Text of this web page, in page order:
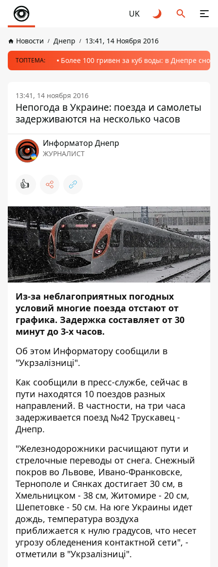
UK
Новости Днепр 13:41, 14 Ноября 2016
ТОПТЕМА: Более 100 гривен за куб воды: в Днепре
13:41, 14 ноября 2016
Непогода в Украине: поезда и самолеты
задерживаются на несколько часов
Информатор Днепр
ЖУРНАЛИСТ
👍
Из-за неблагоприятных погодных
условий многие поезда отстают от
графика. Задержка составляет от 30
минут до 3-х часов.
Об этом Информатору сообщили в
"Укрзалiзницi".
Как сообщили в пресс-службе, сейчас в
пути находятся 10 поездов разных
направлений. В частности, на три часа
задерживается поезд №42 Трускавец -
Днепр.
"Железнодорожники расчищают пути и
стрелочные переводы от снега. Снежный
покров во Львове, Ивано-Франковске,
Тернополе и Сянках достигает 30 см, в
Хмельницком - 38 см, Житомире - 20 см,
Шепетовке - 50 см. На юге Украины идет
дождь, температура воздуха
приближается к нулю градусов, что несет
угрозу обледенения контактной сети", -
отметили в "Укрзалiзницi".